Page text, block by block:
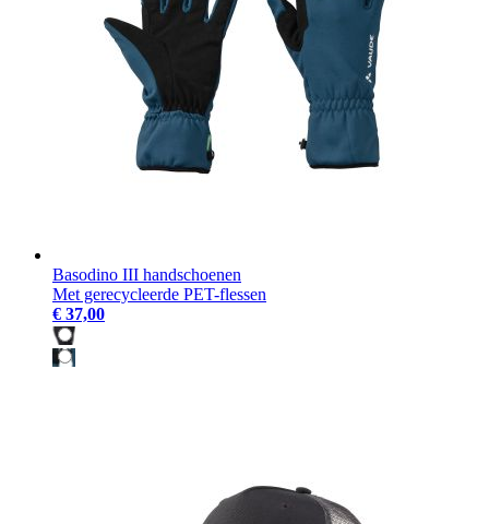
Basodino III handschoenen
Met gerecycleerde PET-flessen
€ 37,00